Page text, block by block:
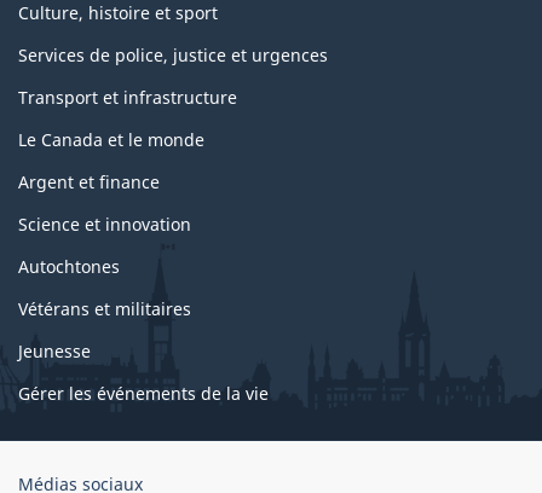
Culture, histoire et sport
Services de police, justice et urgences
Transport et infrastructure
Le Canada et le monde
Argent et finance
Science et innovation
Autochtones
Vétérans et militaires
Jeunesse
Gérer les événements de la vie
Organisation
Médias sociaux